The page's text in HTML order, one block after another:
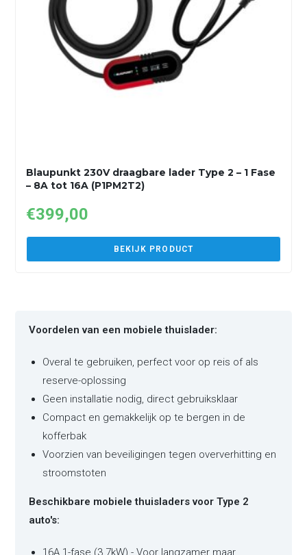
Blaupunkt 230V draagbare lader Type 2 – 1 Fase
– 8A tot 16A (P1PM2T2)
€399,00
BEKIJK PRODUCT
Voordelen van een mobiele thuislader:
Overal te gebruiken, perfect voor op reis of als
reserve-oplossing
Geen installatie nodig, direct gebruiksklaar
Compact en gemakkelijk op te bergen in de
kofferbak
Voorzien van beveiligingen tegen oververhitting en
stroomstoten
Beschikbare mobiele thuisladers voor Type 2
auto's:
16A 1-fase (3.7kW) - Voor langzamer maar